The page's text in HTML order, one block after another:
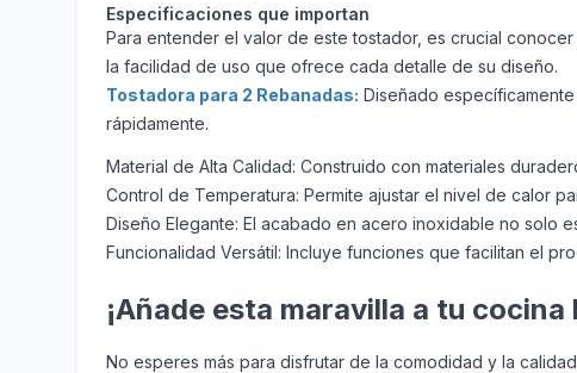
Especificaciones que importan
Para entender el valor de este tostador, es crucial
la facilidad de uso que ofrece cada detalle de su diseño.
Tostadora para 2 Rebanadas: Diseñado
rápidamente.
Material de Alta Calidad: Construido con materiales
Control de Temperatura: Permite ajustar el nivel de calor
Diseño Elegante: El acabado en acero inoxidable no solo
Funcionalidad Versátil: Incluye funciones que facilitan el
¡Añade esta maravilla a tu cocina
No esperes más para disfrutar de la comodidad y la